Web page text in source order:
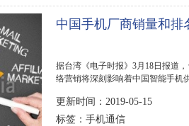
中国手机厂商销量和排
据台湾《电子时报》3月18日报道
络营销将深刻影响着中国智能手机
更新时间：2019-05-15
标签： 手机通信